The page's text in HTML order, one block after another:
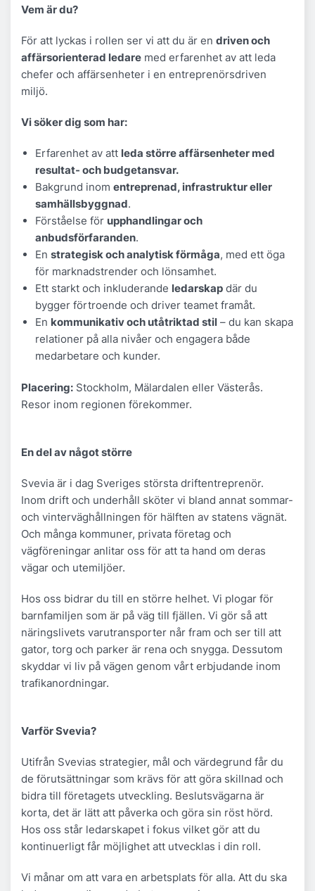
Vem är du?
För att lyckas i rollen ser vi att du är en driven och
affärsorienterad ledare med erfarenhet av att leda
chefer och affärsenheter i en entreprenörsdriven
miljö.
Vi söker dig som har:
Erfarenhet av att leda större affärsenheter med
resultat- och budgetansvar.
Bakgrund inom entreprenad, infrastruktur eller
samhällsbyggnad.
Förståelse för upphandlingar och
anbudsförfaranden.
En strategisk och analytisk förmåga, med ett öga
för marknadstrender och lönsamhet.
Ett starkt och inkluderande ledarskap där du
bygger förtroende och driver teamet framåt.
En kommunikativ och utåtriktad stil – du kan skapa
relationer på alla nivåer och engagera både
medarbetare och kunder.
Placering: Stockholm, Mälardalen eller Västerås.
Resor inom regionen förekommer.
En del av något större
Svevia är i dag Sveriges största driftentreprenör.
Inom drift och underhåll sköter vi bland annat sommar-
och vinterväghållningen för hälften av statens vägnät.
Och många kommuner, privata företag och
vägföreningar anlitar oss för att ta hand om deras
vägar och utemiljöer.
Hos oss bidrar du till en större helhet. Vi plogar för
barnfamiljen som är på väg till fjällen. Vi gör så att
näringslivets varutransporter når fram och ser till att
gator, torg och parker är rena och snygga. Dessutom
skyddar vi liv på vägen genom vårt erbjudande inom
trafikanordningar.
Varför Svevia?
Utifrån Svevias strategier, mål och värdegrund får du
de förutsättningar som krävs för att göra skillnad och
bidra till företagets utveckling. Beslutsvägarna är
korta, det är lätt att påverka och göra sin röst hörd.
Hos oss står ledarskapet i fokus vilket gör att du
kontinuerligt får möjlighet att utvecklas i din roll.
Vi månar om att vara en arbetsplats för alla. Att du ska